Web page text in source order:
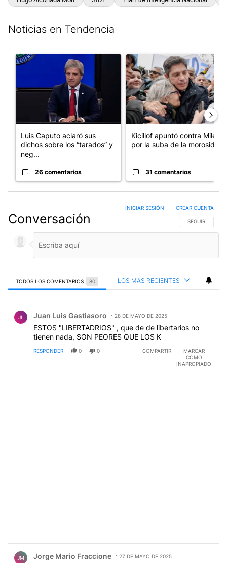
Noticias en Tendencia
Un artículo de tendencia con el título "Luis Caputo aclaró sus
Luis Caputo aclaró sus
dichos sobre los “tarados” y
neg...
26 comentarios
Un artículo de tendencia con
Kicillof apuntó contra Milei
por la suba de la morosida...
31 comentarios
Conversación SIGA ESTA
SEGUIR
INICIAR SESIÓN CREAR CUENTA
TODOS LOS COMENTARIOS 80 LOS MÁS RECIENTES
JL Juan Luis Gastiasoro 28 DE MAYO DE 2025
ESTOS "LIBERTADRIOS" , que de de libertarios no
tienen nada, SON PEORES QUE LOS K
RESPONDER 0 0 COMPARTIR
MARCAR
COMO
INAPROPIADO
JM Jorge Mario Fraccione 27 DE MAYO DE 2025